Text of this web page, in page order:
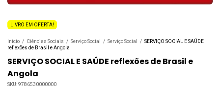
LIVRO EM OFERTA!
Início / Ciências Sociais / Serviço Social / Serviço Social / SERVIÇO SOCIAL E SAÚDE
reflexões de Brasil e Angola
SERVIÇO SOCIAL E SAÚDE reflexões de Brasil e
Angola
SKU:9786530000000